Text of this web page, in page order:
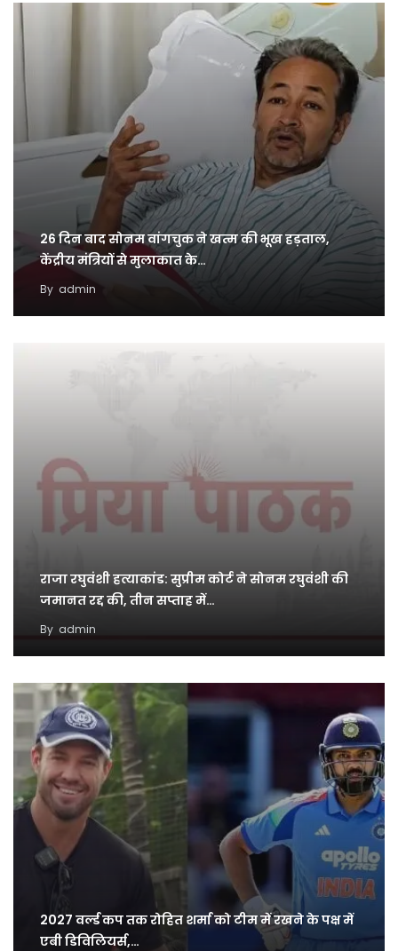
26 दिन बाद सोनम वांगचुक ने खत्म की भूख हड़ताल,
केंद्रीय मंत्रियों से मुलाकात के…
By admin
राजा रघुवंशी हत्याकांड: सुप्रीम कोर्ट ने सोनम रघुवंशी की
जमानत रद्द की, तीन सप्ताह में…
By admin
2027 वर्ल्ड कप तक रोहित शर्मा को टीम में रखने के पक्ष में
एबी डिविलियर्स,…